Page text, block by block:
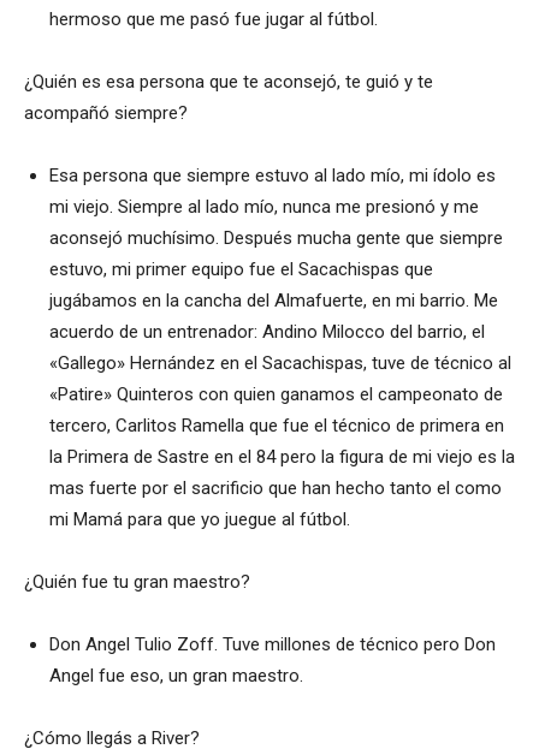
hermoso que me pasó fue jugar al fútbol.
¿Quién es esa persona que te aconsejó, te guió y te
acompañó siempre?
Esa persona que siempre estuvo al lado mío, mi ídolo es
mi viejo. Siempre al lado mío, nunca me presionó y me
aconsejó muchísimo. Después mucha gente que siempre
estuvo, mi primer equipo fue el Sacachispas que
jugábamos en la cancha del Almafuerte, en mi barrio. Me
acuerdo de un entrenador: Andino Milocco del barrio, el
«Gallego» Hernández en el Sacachispas, tuve de técnico al
«Patire» Quinteros con quien ganamos el campeonato de
tercero, Carlitos Ramella que fue el técnico de primera en
la Primera de Sastre en el 84 pero la figura de mi viejo es la
mas fuerte por el sacrificio que han hecho tanto el como
mi Mamá para que yo juegue al fútbol.
¿Quién fue tu gran maestro?
Don Angel Tulio Zoff. Tuve millones de técnico pero Don
Angel fue eso, un gran maestro.
¿Cómo llegás a River?